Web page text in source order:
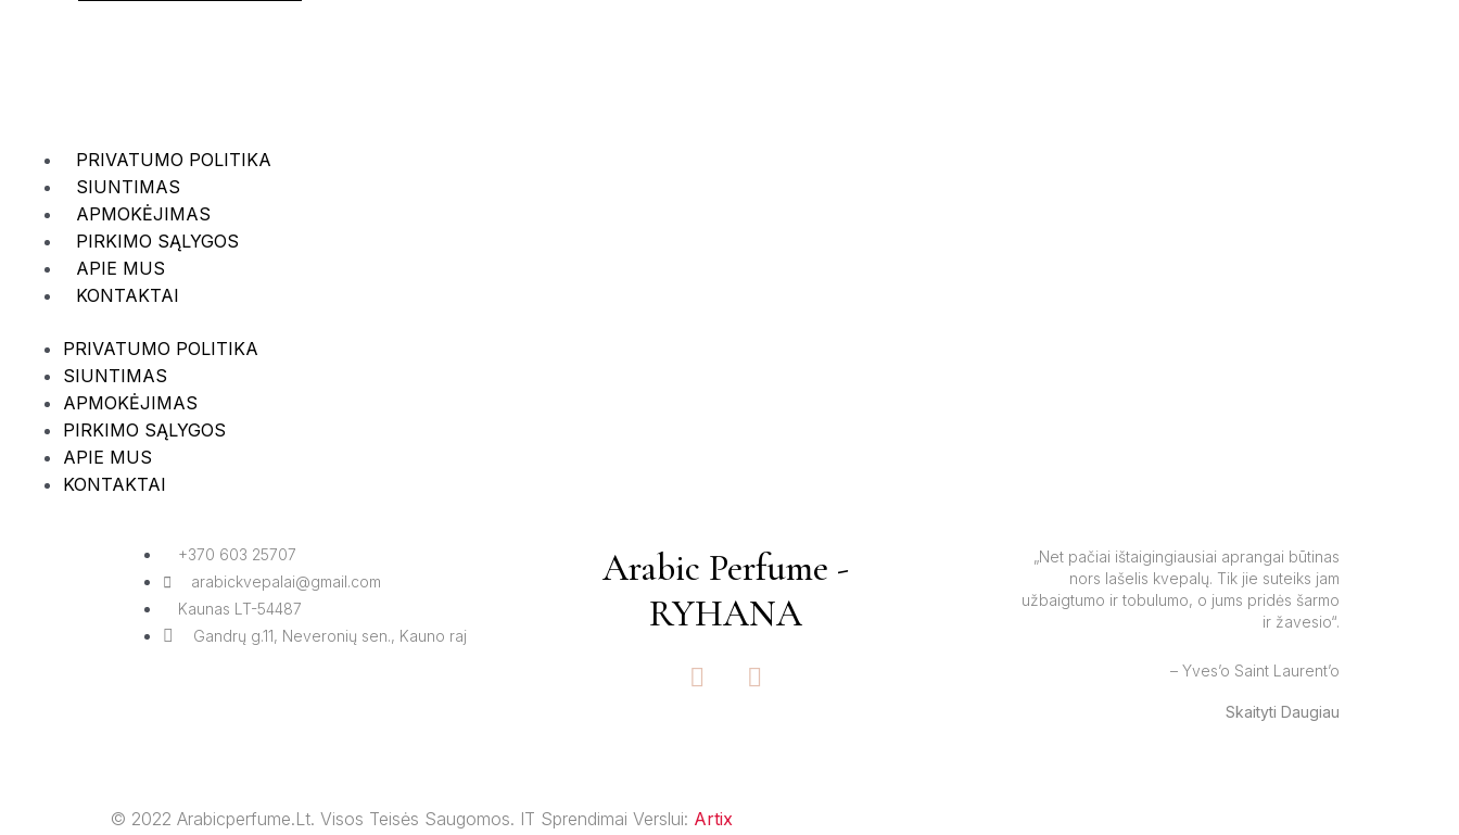
PRIVATUMO POLITIKA
SIUNTIMAS
APMOKĖJIMAS
PIRKIMO SĄLYGOS
APIE MUS
KONTAKTAI
PRIVATUMO POLITIKA
SIUNTIMAS
APMOKĖJIMAS
PIRKIMO SĄLYGOS
APIE MUS
KONTAKTAI
+370 603 25707
arabickvepalai@gmail.com
Kaunas LT-54487
Gandrų g.11, Neveronių sen., Kauno raj
Arabic Perfume -
RYHANA
F
a
o
I
n
„Net pačiai ištaigingiausiai aprangai būtinas
nors lašelis kvepalų. Tik jie suteiks jam
užbaigtumo ir tobulumo, o jums pridės šarmo
ir žavesio“.
– Yves’o Saint Laurent’o
Skaityti Daugiau
© 2022 Arabicperfume.lt. Visos Teisės Saugomos. IT Sprendimai Verslui: Artix